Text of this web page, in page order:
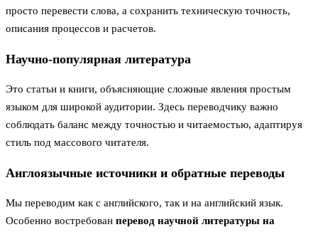
просто перевести слова, а сохранить техническую точность,
описания процессов и расчетов.
Научно-популярная литература
Это статьи и книги, объясняющие сложные явления простым
языком для широкой аудитории. Здесь переводчику важно
соблюдать баланс между точностью и читаемостью, адаптируя
стиль под массового читателя.
Англоязычные источники и обратные переводы
Мы переводим как с английского, так и на английский язык.
Особенно востребован перевод научной литературы на